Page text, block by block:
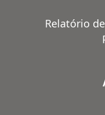
Relatório